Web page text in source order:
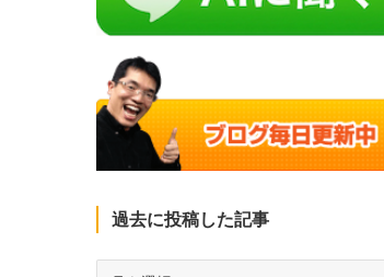
過去に投稿した記事